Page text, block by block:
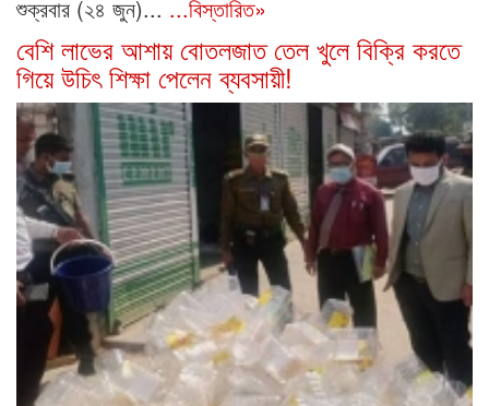
শুক্রবার (২৪ জুন)... ...বিস্তারিত»
বেশি লাভের আশায় বোতলজাত তেল খুলে বিক্রি করতে
গিয়ে উচিৎ শিক্ষা পেলেন ব্যবসায়ী!